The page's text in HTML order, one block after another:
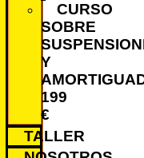
CURSO
SOBRE
Y
199
€
TALLER